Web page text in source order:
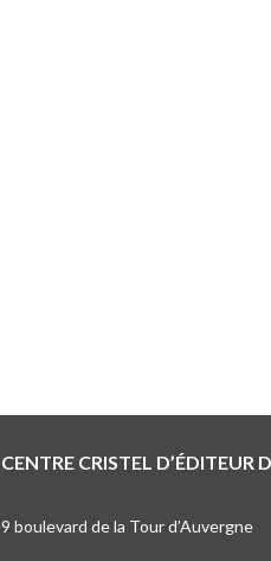
CENTRE CRISTEL D’ÉDITEUR
9 boulevard de la Tour d’Auvergne